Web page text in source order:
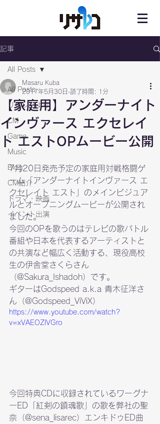
記事
All Posts
リサレコより
CM
Game
Music
Blog
CM紹介
ドラマ・映画
イベント出演
All Posts
【家庭用】アンダーナイト
インヴァース エクセレイ
ト エストOPムービー公開
Masaru Kuba
2017年5月30日 読了時間: 1分
7月20日発売予定の家庭用対戦格闘ゲ
ーム「アンダーナイトインヴァース エ
クセレイト エスト」のメインビジュア
ルとオープニングムービーが公開され
ました。
今回のOPを歌うのはテレビの歌バトル
番組や日本を代表するアーティストと
の共演など幅広く活動する、現役高校
生の伊舎堂さくらさん
（@Sakura_Ishadoh）です。
ギターはGodspeed a.k.a 青木征洋さ
ん（@Godspeed_ViViX）
https://www.youtube.com/watch?
v=xVAEOZlVGro
今回特典CDに収録されているワーグナ
ーED「紅剣の鎮魂歌」の歌を弊社の聖
奈（@sena_lisarec）エンキドゥED曲